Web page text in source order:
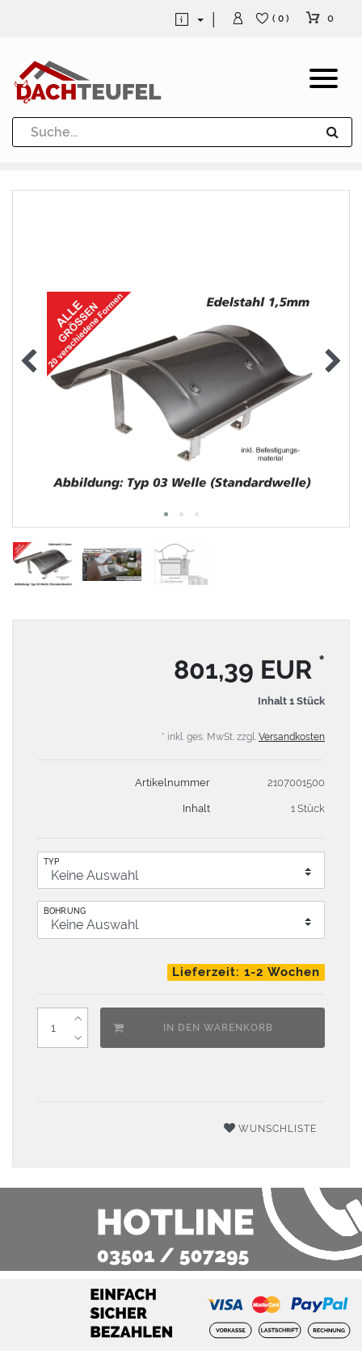
Dachrinne und Fallrohre
Werkzeuge und Löttechnik
( 0 ) 0
801,39 EUR *
Inhalt 1 Stück
* inkl. ges. MwSt. zzgl. Versandkosten
Artikelnummer 2107001500
Inhalt 1 Stück
TYP
BOHRUNG
Lieferzeit: 1-2 Wochen
IN DEN WARENKORB
WUNSCHLISTE